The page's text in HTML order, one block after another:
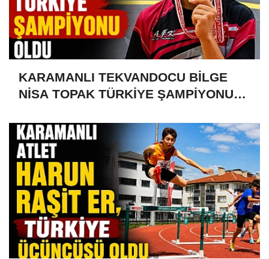
KARAMANLI TEKVANDOCU BİLGE
NİSA TOPAK TÜRKİYE ŞAMPİYONU